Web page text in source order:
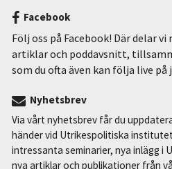
Facebook
Följ oss på Facebook! Där delar
artiklar och poddavsnitt,
som du ofta även kan följa live på
Nyhetsbrev
Via vårt nyhetsbrev får du
händer vid Utrikespolitiska
intressanta seminarier, nya inlägg i
nya artiklar och publikationer från